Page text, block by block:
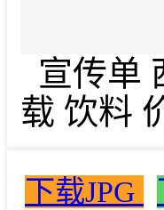
宣传单
载 饮料
下载JPG